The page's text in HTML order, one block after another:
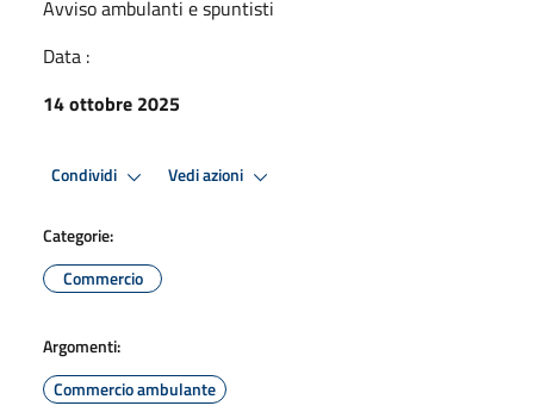
Avviso ambulanti e spuntisti
Data :
14 ottobre 2025
Condividi Vedi azioni
Categorie:
Commercio
Argomenti:
Commercio ambulante